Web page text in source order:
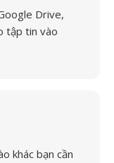
Drive,
tập tin vào
khác bạn cần